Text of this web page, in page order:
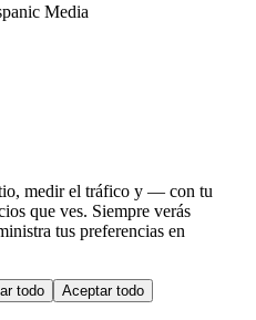
Media
medir el tráfico y — con tu
que ves. Siempre verás
tus preferencias en
todo Aceptar todo